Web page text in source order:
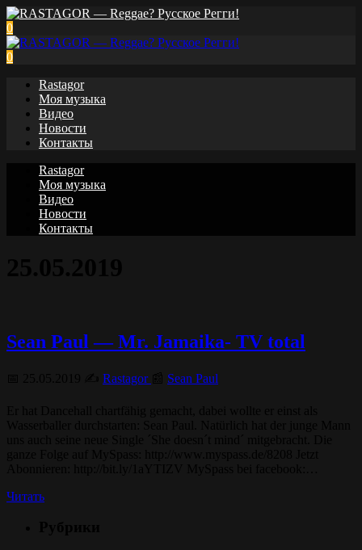
0
0
Rastagor
Моя музыка
Видео
Новости
Контакты
Rastagor
Моя музыка
Видео
Новости
Контакты
Sean Paul — Mr. Jamaika- TV total
Rastagor Sean Paul
Читать